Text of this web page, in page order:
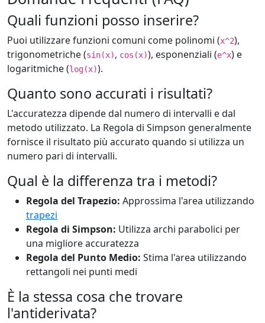
Quali funzioni posso inserire?
Puoi utilizzare funzioni comuni come polinomi (x^2),
trigonometriche (sin(x), cos(x)), esponenziali (e^x) e
logaritmiche (log(x)).
Quanto sono accurati i risultati?
L'accuratezza dipende dal numero di intervalli e dal
metodo utilizzato. La Regola di Simpson generalmente
fornisce il risultato più accurato quando si utilizza un
numero pari di intervalli.
Qual è la differenza tra i metodi?
Regola del Trapezio: Approssima l'area utilizzando
trapezi
Regola di Simpson: Utilizza archi parabolici per
una migliore accuratezza
Regola del Punto Medio: Stima l'area utilizzando
rettangoli nei punti medi
È la stessa cosa che trovare
l'antiderivata?